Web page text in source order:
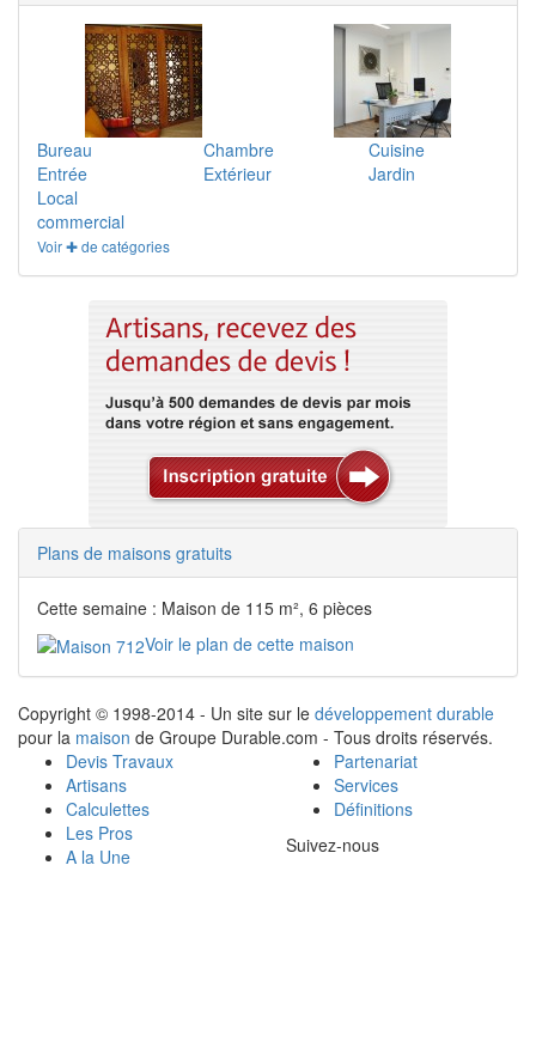
Bureau Chambre
Cuisine
Entrée
Extérieur
Jardin
Local
commercial
Voir ✚ de catégories
Plans de maisons gratuits
Cette semaine : Maison de 115 m², 6 pièces
Voir le plan de cette maison
Copyright © 1998-2014 - Un site sur le développement durable
pour la maison de Groupe Durable.com - Tous droits réservés.
Devis Travaux
Artisans
Calculettes
Les Pros
A la Une
Partenariat
Services
Définitions
Suivez-nous